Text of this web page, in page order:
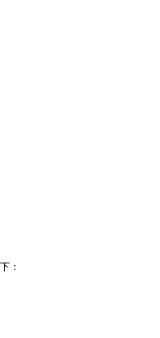
：